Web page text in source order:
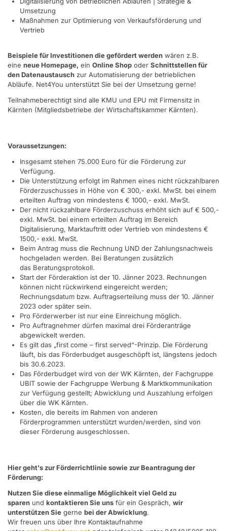
Umsetzung
Maßnahmen zur Optimierung von Verkaufsförderung und
Vertrieb
Beispiele für Investitionen die gefördert werden wären z.B.
eine neue Homepage, ein Online Shop oder Schnittstellen für
den Datenaustausch zur Automatisierung der betrieblichen
Abläufe. Net4You unterstützt Sie bei der Umsetzung gerne!
Teilnahmeberechtigt sind alle KMU und EPU mit Firmensitz in
Kärnten (Mitgliedsbetriebe der Wirtschaftskammer Kärnten).
Voraussetzungen:
Insgesamt stehen 75.000 Euro für die Förderung zur
Verfügung.
Die Unterstützung erfolgt im Rahmen eines nicht rückzahlbaren
Förderzuschusses in Höhe von € 300,- exkl. MwSt. bei einem
erteilten Auftrag von mindestens € 1000,- exkl. MwSt.
Der nicht rückzahlbare Förderzuschuss erhöht sich auf € 500,-
exkl. MwSt. bei einem erteilten Auftrag im Bereich
Digitalisierung, Marktauftritt oder Vertrieb von mindestens €
1500,- exkl. MwSt.
Beim Antrag muss die Rechnung UND der Zahlungsnachweis
hochgeladen werden. Bei Beratungen zusätzlich
das Beratungsprotokoll.
Start der Förderaktion ist der 10. Jänner 2023. Rechnungen
können nicht rückwirkend eingereicht werden;
Rechnungsdatum bzw. Auftragserteilung muss der 10. Jänner
2023 oder später sein.
Pro Förderwerber ist nur eine Einreichung möglich.
Pro Auftragnehmer dürfen maximal drei Förderanträge
abgewickelt werden.
Es gilt das „first come – first served“-Prinzip. Die Förderung
läuft, bis das Förderbudget ausgeschöpft ist, längstens jedoch
bis 30.6.2023.
Das Förderbudget wird von der WK Kärnten, der Fachgruppe
UBIT sowie der Fachgruppe Werbung & Marktkommunikation
zur Verfügung gestellt; Abwicklung und Auszahlung erfolgen
über die WK Kärnten.
Kosten, die bereits im Rahmen von anderen
Förderprogrammen unterstützt wurden/werden, sind von
dieser Förderung ausgeschlossen.
Hier geht's zur Förderrichtlinie sowie zur Beantragung der
Förderung:
Nutzen Sie diese einmalige Möglichkeit viel Geld zu
sparen und kontaktieren Sie uns für ein Gespräch, wir
unterstützen Sie gerne bei der Abwicklung.
Wir freuen uns über Ihre Kontaktaufnahme